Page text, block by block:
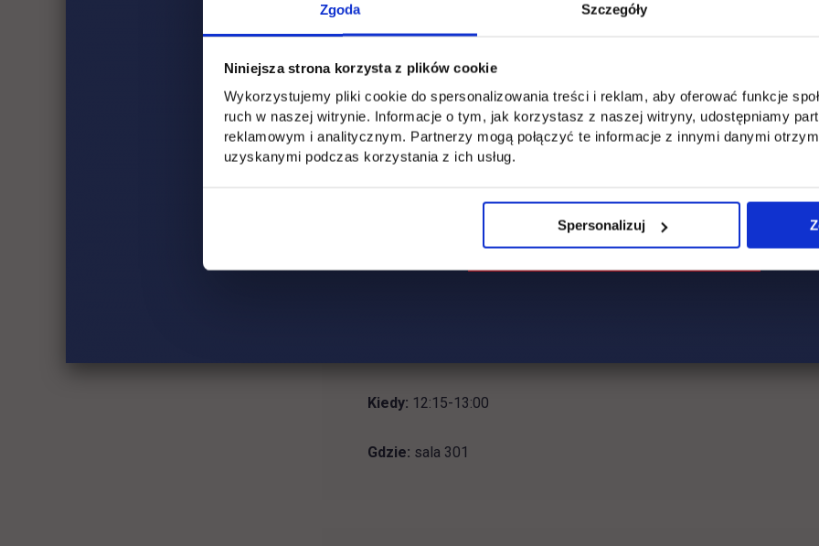
Zgoda Szczegóły
Niniejsza strona korzysta z plików cookie
Wykorzystujemy pliki cookie do spersonalizowania treści i reklam, aby oferować funkcje
ruch w naszej witrynie. Informacje o tym, jak korzystasz z naszej witryny, udostępniamy
reklamowym i analitycznym. Partnerzy mogą połączyć te informacje z innymi danymi
uzyskanymi podczas korzystania z ich usług.
Spersonalizuj
dr. inż. Łukasz Mazur (UTH)
Kiedy:10:35-11:20
Gdzie:sala 310
„Praktyczne zadania fotograficzne z
ustawianiem parametrów ekspozycji i
Kiedy: 12:15-13:00
Gdzie: sala 301